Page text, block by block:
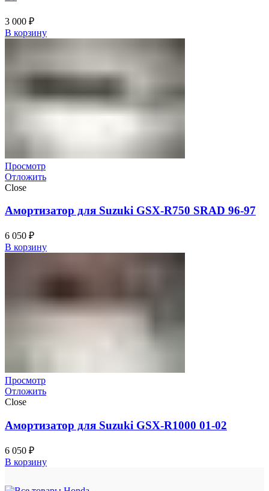
3 000 ₽
В корзину
Просмотр
Отложить
Close
Амортизатор для Suzuki GSX-R750 SRAD 96-97
6 050 ₽
В корзину
Просмотр
Отложить
Close
Амортизатор для Suzuki GSX-R1000 01-02
6 050 ₽
В корзину